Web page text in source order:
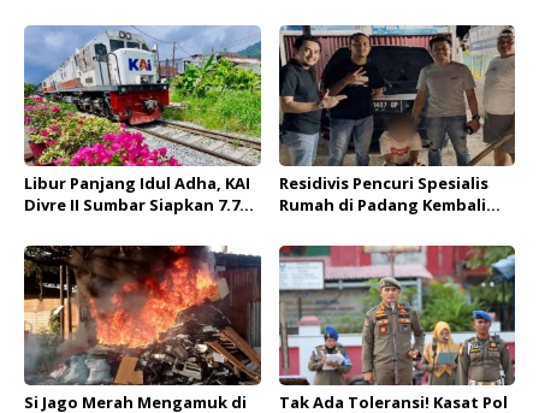
Libur Panjang Idul Adha, KAI
Divre II Sumbar Siapkan 7.792
Residivis Pencuri Spesialis
Rumah di Padang Kembali
Polda Sumbar
Si Jago Merah Mengamuk di Tak Ada Toleransi! Kasat Pol